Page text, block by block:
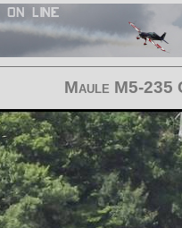
Maule M5-235